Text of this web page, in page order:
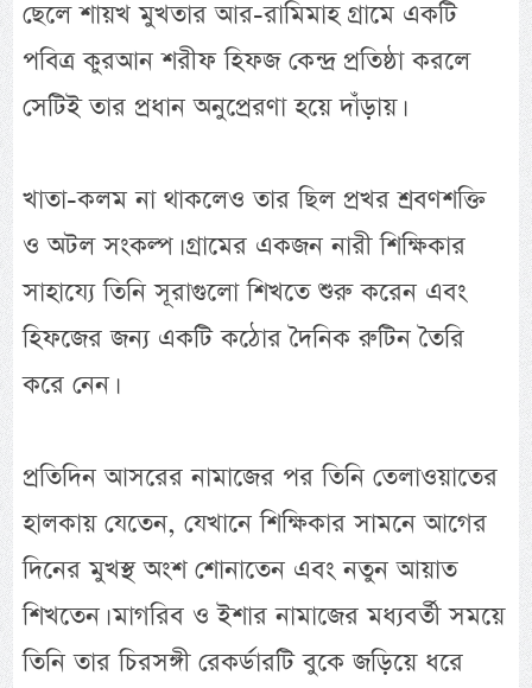
ছেলে শায়খ মুখতার আর-রামিমাহ গ্রামে একটি
পবিত্র কুরআন শরীফ হিফজ কেন্দ্র প্রতিষ্ঠা করলে
সেটিই তার প্রধান অনুপ্রেরণা হয়ে দাঁড়ায়।
খাতা-কলম না থাকলেও তার ছিল প্রখর শ্রবণশক্তি
ও অটল সংকল্প। গ্রামের একজন নারী শিক্ষিকার
সাহায্যে তিনি সূরাগুলো শিখতে শুরু করেন এবং
হিফজের জন্য একটি কঠোর দৈনিক রুটিন তৈরি
করে নেন।
প্রতিদিন আসরের নামাজের পর তিনি তেলাওয়াতের
হালকায় যেতেন, যেখানে শিক্ষিকার সামনে আগের
দিনের মুখস্থ অংশ শোনাতেন এবং নতুন আয়াত
শিখতেন। মাগরিব ও ইশার নামাজের মধ্যবর্তী সময়ে
তিনি তার চিরসঙ্গী রেকর্ডারটি বুকে জড়িয়ে ধরে